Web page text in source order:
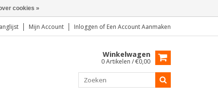
Mijn Account Inloggen of Een Account Aanmaken
Winkelwagen
0 Artikelen / €0,00
cookies »